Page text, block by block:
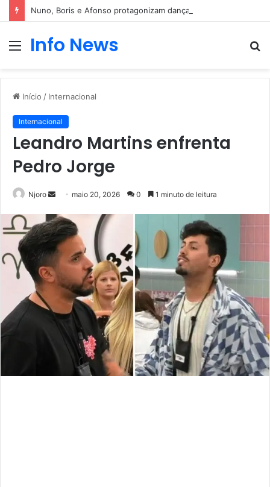
Nuno, Boris e Afonso protagonizam dança sensual
Menu
Info News
Início / Internacional
Internacional
Leandro Martins enfrenta
Pedro Jorge
Njoro
Mande
e-
mail
maio 20, 2026 0 1 minuto de leitura